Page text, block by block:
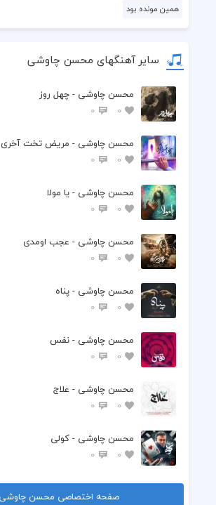
همین مونده بود
سایر آهنگهای محسن چاوشی
محسن چاوشی - چهل روز
0
0
محسن چاوشی - مریض تخت آخری
0
0
محسن چاوشی - یا مولا
0
0
محسن چاوشی - عجب اومدی
0
0
محسن چاوشی - پناه
0
0
محسن چاوشی - نفس
0
0
محسن چاوشی - علاج
0
0
محسن چاوشی - کولی
0
0
صفحه اختصاصی محسن چاوشی